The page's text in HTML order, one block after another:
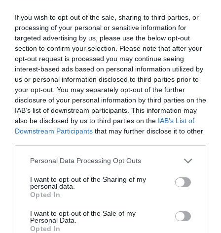
If you wish to opt-out of the sale, sharing to third parties, or
processing of your personal or sensitive information for
targeted advertising by us, please use the below opt-out
section to confirm your selection. Please note that after your
opt-out request is processed you may continue seeing
interest-based ads based on personal information utilized by
us or personal information disclosed to third parties prior to
your opt-out. You may separately opt-out of the further
disclosure of your personal information by third parties on the
IAB’s list of downstream participants. This information may
also be disclosed by us to third parties on the IAB’s List of
Downstream Participants that may further disclose it to other
Personal Data Processing Opt Outs
I want to opt-out of the Sharing of my
personal data.
Opted In
I want to opt-out of the Sale of my
Personal Data.
Opted In
Γίνε Συνδρομητής
Βρες το RUNNER!
Όλα τα Τεύχη